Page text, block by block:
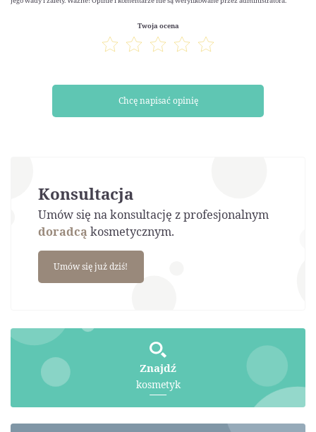
Twoja ocena
Chcę napisać opinię
Konsultacja
Umów się na konsultację z profesjonalnym
doradcąkosmetycznym.
Umów się już dziś!
Znajdź
kosmetyk